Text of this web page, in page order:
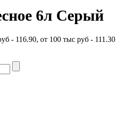
6л Серый
- 116.90, от 100 тыс руб - 111.30